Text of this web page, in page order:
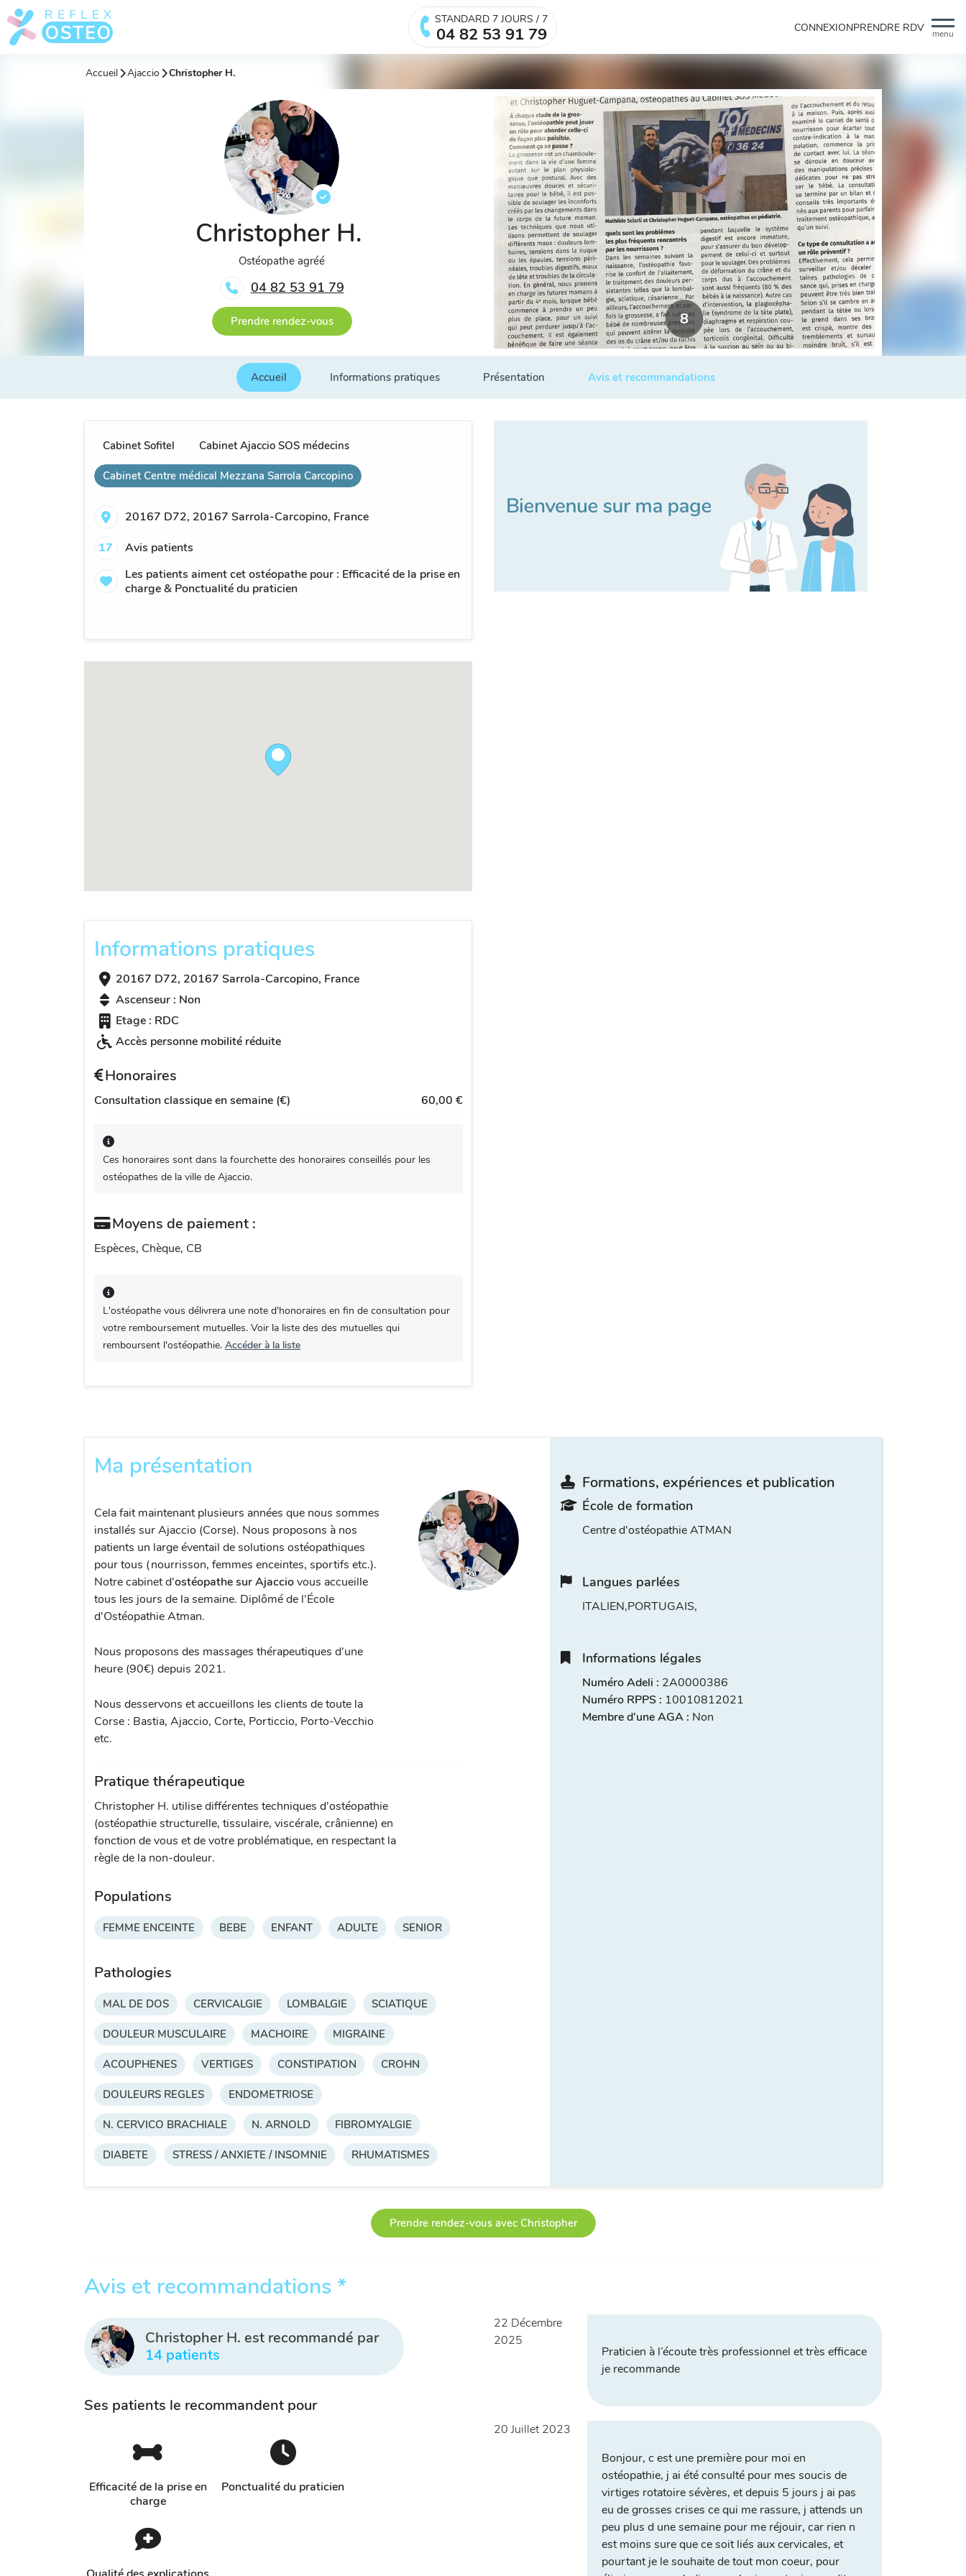
menu
STANDARD 7 JOURS / 7
04 82 53 91 79 CONNEXIONPRENDRE RDV
Accueil Ajaccio Christopher H.
Christopher H.
Ostéopathe agréé
04 82 53 91 79
Prendre rendez-vous 8
Accueil Informations pratiques Présentation Avis et recommandations
Cabinet Sofitel Cabinet Ajaccio SOS médecins
Cabinet Centre médical Mezzana Sarrola Carcopino
20167 D72, 20167 Sarrola-Carcopino, France
17
Avis patients
Les patients aiment cet ostéopathe pour : Efficacité de la prise en
charge & Ponctualité du praticien
Informations pratiques
20167 D72, 20167 Sarrola-Carcopino, France
Ascenseur : Non
Etage : RDC
Accès personne mobilité réduite
Honoraires
Consultation classique en semaine (€) 60,00 €
Ces honoraires sont dans la fourchette des honoraires conseillés pour les
ostéopathes de la ville de Ajaccio.
Moyens de paiement :
Espèces, Chèque, CB
L'ostéopathe vous délivrera une note d'honoraires en fin de consultation pour
votre remboursement mutuelles. Voir la liste des des mutuelles qui
remboursent l'ostéopathie. Accéder à la liste
Ma présentation
Cela fait maintenant plusieurs années que nous sommes
installés sur Ajaccio (Corse). Nous proposons à nos
patients un large éventail de solutions ostéopathiques
pour tous (nourrisson, femmes enceintes, sportifs etc.).
Notre cabinet d'ostéopathe sur Ajacciovous accueille
tous les jours de la semaine. Diplômé de l'École
d'Ostéopathie Atman.
Nous proposons des massages thérapeutiques d'une
heure (90€) depuis 2021.
Nous desservons et accueillons les clients de toute la
Corse : Bastia, Ajaccio, Corte, Porticcio, Porto-Vecchio
etc.
Pratique thérapeutique
Christopher H. utilise différentes techniques d'ostéopathie
(ostéopathie structurelle, tissulaire, viscérale, crânienne) en
fonction de vous et de votre problématique, en respectant la
règle de la non-douleur.
Populations
FEMME ENCEINTE BEBE ENFANT ADULTE SENIOR
Pathologies
MAL DE DOS CERVICALGIE LOMBALGIE SCIATIQUE
DOULEUR MUSCULAIRE MACHOIRE MIGRAINE
ACOUPHENES VERTIGES CONSTIPATION CROHN
DOULEURS REGLES ENDOMETRIOSE
N. CERVICO BRACHIALE N. ARNOLD FIBROMYALGIE
DIABETE STRESS / ANXIETE / INSOMNIE RHUMATISMES
Formations, expériences et publication
École de formation
Centre d'ostéopathie ATMAN
Langues parlées
ITALIEN,PORTUGAIS,
Informations légales
Numéro Adeli : 2A0000386
Numéro RPPS : 10010812021
Membre d'une AGA : Non
Prendre rendez-vous avec Christopher
Avis et recommandations *
Christopher H. est recommandé par
14 patients
Ses patients le recommandent pour
Efficacité de la prise en
charge
Ponctualité du praticien
22 Décembre
2025
Praticien à l’écoute très professionnel et très efficace
je recommande
20 Juillet 2023
Bonjour, c est une première pour moi en
ostéopathie, j ai été consulté pour mes soucis de
virtiges rotatoire sévères, et depuis 5 jours j ai pas
eu de grosses crises ce qui me rassure, j attends un
peu plus d une semaine pour me réjouir, car rien n
est moins sure que ce soit liés aux cervicales, et
pourtant je le souhaite de tout mon coeur, pour